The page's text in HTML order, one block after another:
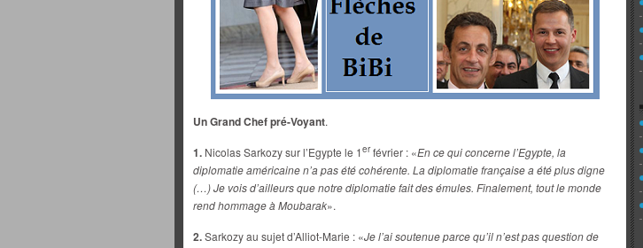
Un Grand Chef pré-Voyant.
1. Nicolas Sarkozy sur l’Egypte le 1erfévrier : «En ce qui concerne l’Egypte, la
diplomatie américaine n’a pas été cohérente. La diplomatie française a été plus digne
(…) Je vois d’ailleurs que notre diplomatie fait des émules. Finalement, tout le monde
rend hommage à Moubarak».
2.Sarkozy au sujet d’Alliot-Marie : «Je l’ai soutenue parce qu’il n’est pas question de